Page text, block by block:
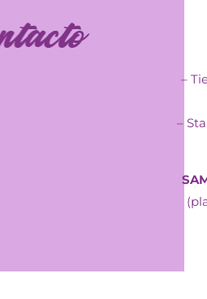
–
–